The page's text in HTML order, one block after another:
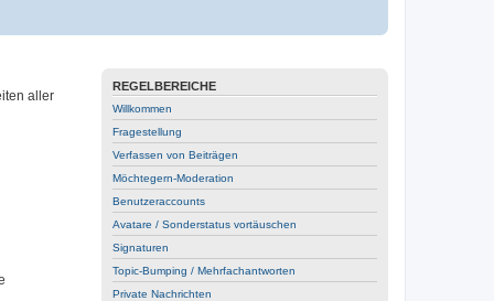
REGELBEREICHE
Willkommen
Fragestellung
Verfassen von Beiträgen
Möchtegern-Moderation
Benutzeraccounts
Avatare / Sonderstatus vortäuschen
Signaturen
Topic-Bumping / Mehrfachantworten
Private Nachrichten
aller